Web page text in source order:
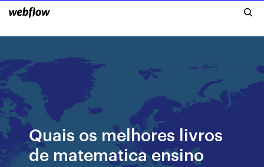
Quais os melhores livros
de matematica ensino